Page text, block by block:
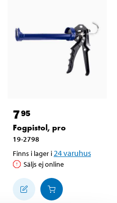
795
Fogpistol, pro
19-2798
Finns i lager i 24varuhus
Säljs ej online